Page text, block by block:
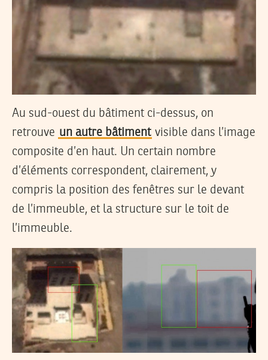
Au sud-ouest du bâtiment ci-dessus, on
retrouve un autre bâtiment visible dans l’image
composite d’en haut. Un certain nombre
d’éléments correspondent, clairement, y
compris la position des fenêtres sur le devant
de l’immeuble, et la structure sur le toit de
l’immeuble.